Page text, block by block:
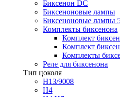
Биксенон DC
Биксеноновые лампы
Биксеноновые лампы
Комплекты биксенона
Комплект
Комплект
Комплекты
Реле для биксенона
Тип цоколя
H13/9008
H4